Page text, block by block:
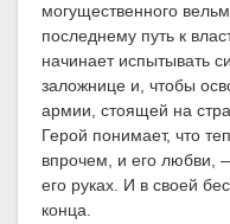
могущественного
последнему путь к
начинает испытывать
заложнице и, чтобы
армии, стоящей на
Герой понимает, что
впрочем, и его любви,
его руках. И в своей
конца.